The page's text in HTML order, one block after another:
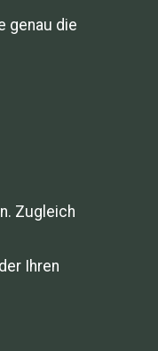
genau die
Zugleich
Ihren